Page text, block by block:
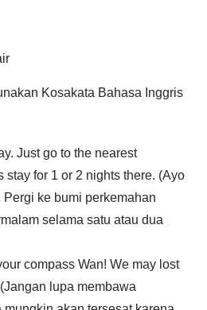
Kosakata Bahasa Inggris
Just go to the nearest
stay for 1 or 2 nights there. (Ayo
ke bumi perkemahan
selama satu atau dua
compass Wan! We may lost
lupa membawa